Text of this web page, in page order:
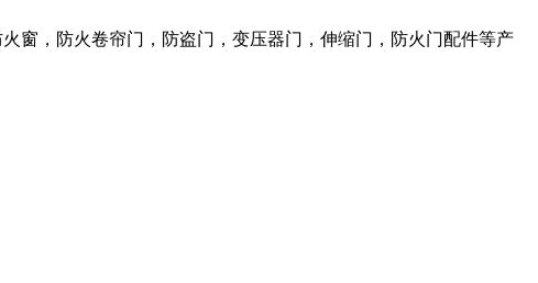
窗，防火卷帘门，防盗门，变压器门，伸缩门，防火门配件等产